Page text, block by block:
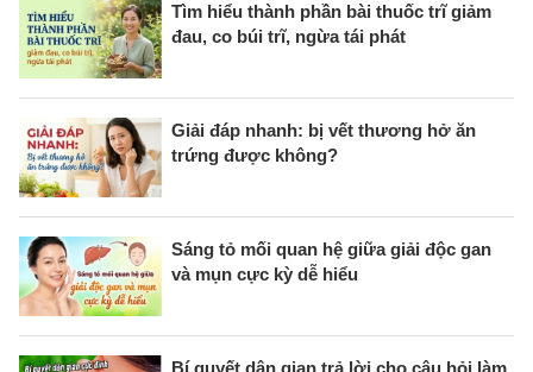
Tìm hiểu thành phần bài thuốc trĩ giảm
đau, co búi trĩ, ngừa tái phát
Giải đáp nhanh: bị vết thương hở ăn
trứng được không?
Sáng tỏ mối quan hệ giữa giải độc gan
và mụn cực kỳ dễ hiểu
Bí quyết dân gian trả lời cho câu hỏi làm